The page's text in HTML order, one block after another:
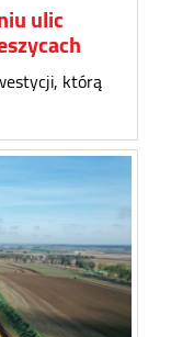
ulic
którą